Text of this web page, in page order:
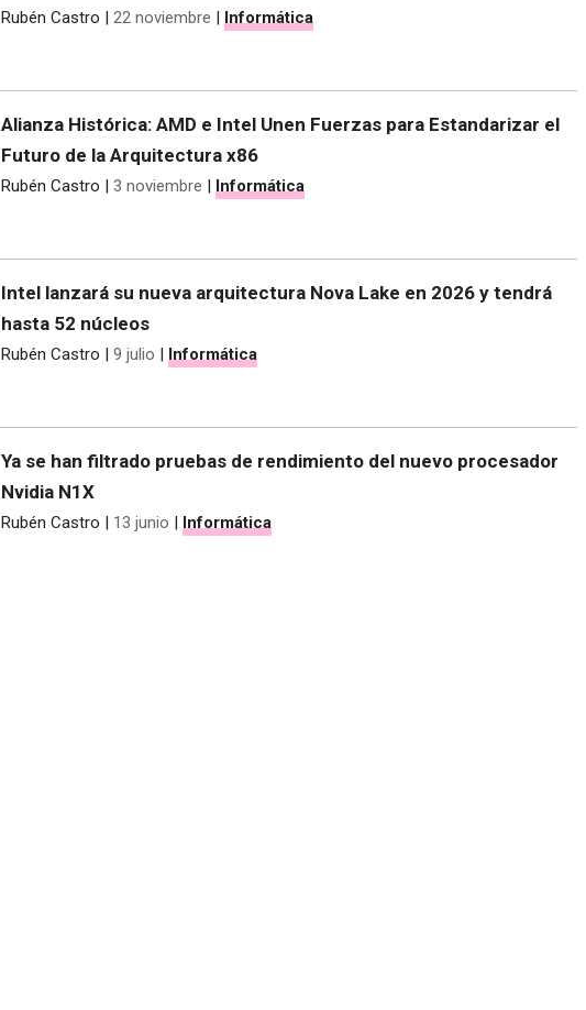
Rubén Castro | 22 noviembre | Informática
Alianza Histórica: AMD e Intel Unen Fuerzas para Estandarizar el
Futuro de la Arquitectura x86
Rubén Castro | 3 noviembre | Informática
Intel lanzará su nueva arquitectura Nova Lake en 2026 y tendrá
hasta 52 núcleos
Rubén Castro | 9 julio | Informática
Ya se han filtrado pruebas de rendimiento del nuevo procesador
Nvidia N1X
Rubén Castro | 13 junio | Informática